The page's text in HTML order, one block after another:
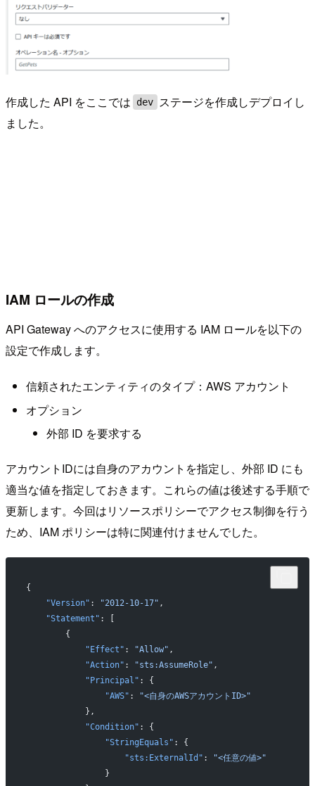
作成した API をここでは dev ステージを作成しデプロイし
ました。
IAM ロールの作成
API Gateway へのアクセスに使用する IAM ロールを以下の
設定で作成します。
信頼されたエンティティのタイプ：AWS アカウント
オプション
外部 ID を要求する
アカウントIDには自身のアカウントを指定し、外部 ID にも
適当な値を指定しておきます。これらの値は後述する手順で
更新します。今回はリソースポリシーでアクセス制御を行う
ため、IAM ポリシーは特に関連付けませんでした。
{
    "Version"
: "2012-10-17" ,
    "Statement"
: [
        {
            "Effect"
: "Allow" ,
            "Action"
: "sts:AssumeRole" ,
            "Principal"
: {
                "AWS"
:
"<自身のAWSアカウントID>"
            },
            "Condition"
: {
                "StringEquals"
: {
                    "sts:ExternalId"
:
"<任意の値>"
                }